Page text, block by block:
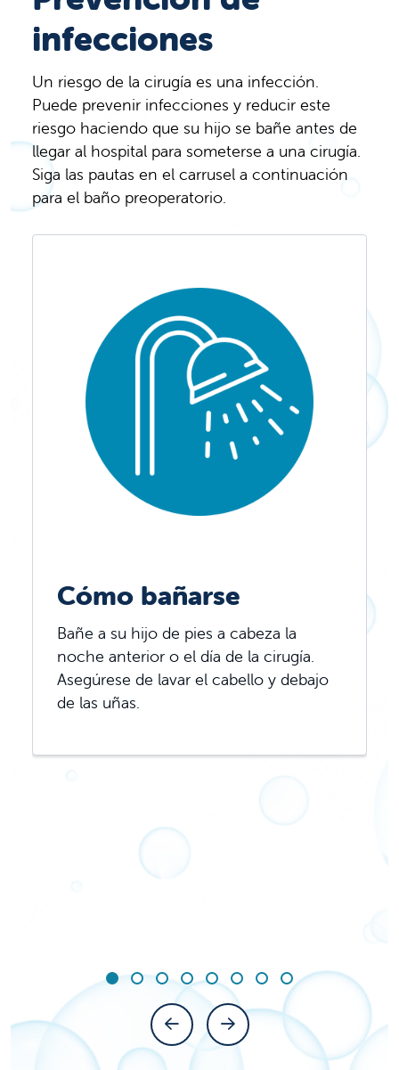
infecciones
Un riesgo de la cirugía es una infección.
Puede prevenir infecciones y reducir este
riesgo haciendo que su hijo se bañe antes de
llegar al hospital para someterse a una cirugía.
Siga las pautas en el carrusel a continuación
para el baño preoperatorio.
Cómo bañarse
Bañe a su hijo de pies a cabeza la
noche anterior o el día de la cirugía.
Asegúrese de lavar el cabello y debajo
de las uñas.
Mostrar diapositiva 1 de 8
Diapositiva 1
Diapositiva 2
Diapositiva 3
Diapositiva 4
Diapositiva 5
Diapositiva 6
Diapositiva 7
Diapositiva 8
Diapositiva anterior
Siguiente diapositiva